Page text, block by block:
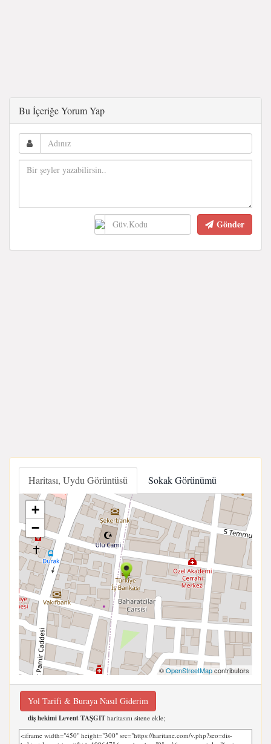
Bu İçeriğe Yorum Yap
Gönder
Haritası, Uydu Görüntüsü Sokak Görünümü
+
−
©OpenStreetMapcontributors
Yol Tarifi & Buraya Nasıl Giderim
diş hekimi Levent TAŞGIT haritasını sitene ekle;